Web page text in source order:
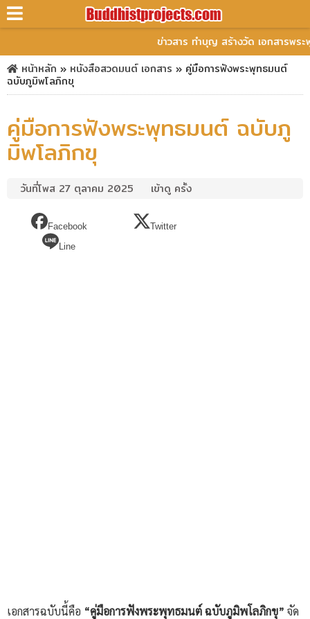
ข่าวสาร ทำบุญ สร้างวัด เอกสารพระ
หน้าหลัก » หนังสือสวดมนต์ เอกสาร » คู่มือการฟังพระพุทธมนต์
ฉบับภูมิพโลภิกขุ
คู่มือการฟังพระพุทธมนต์ ฉบับภู
มิพโลภิกขุ
วันที่โพส 27 ตุลาคม 2025 เข้าดู ครั้ง
Facebook
Twitter
Line
เอกสารฉบับนี้คือ “คู่มือการฟังพระพุทธมนต์ ฉบับภูมิพโลภิกขุ” จัด